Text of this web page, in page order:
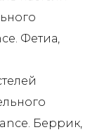
Фетиа,
Беррик,